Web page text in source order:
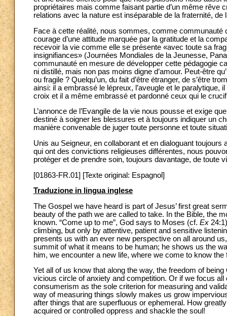
propriétaires mais comme faisant partie d’un même rêve
relations avec la nature est inséparable de la fraternité,
Face à cette réalité, nous sommes, comme
courage d’une attitude marquée par la gratitude et la
recevoir la vie comme elle se présente «avec toute sa
insignifiances» (Journées Mondiales de la Jeunesse,
communauté en mesure de développer cette pédagogie
ni distillé, mais non pas moins digne d’amour. Peut-être
ou fragile ? Quelqu’un, du fait d’être étranger, de s’être
ainsi: il a embrassé le lépreux, l’aveugle et le
croix et il a même embrassé et pardonné ceux qui le
L’annonce de l’Evangile de la vie nous pousse et exige
destiné à soigner les blessures et à toujours indiquer un
manière convenable de juger toute personne et toute
Unis au Seigneur, en collaborant et en dialoguant
qui ont des convictions religieuses différentes, nous
protéger et de prendre soin, toujours davantage, de toute
[01863-FR.01] [Texte original: Espagnol]
Traduzione in lingua inglese
The Gospel we have heard is part of Jesus’ first great
beauty of the path we are called to take. In the Bible, the
known. “Come up to me”, God says to Moses (cf. Ex
climbing, but only by attentive, patient and sensitive
presents us with an ever new perspective on all around
summit of what it means to be human; he shows us the
him, we encounter a new life, where we come to know
Yet all of us know that along the way, the freedom of
vicious circle of anxiety and competition. Or if we focus
consumerism as the sole criterion for measuring and
way of measuring things slowly makes us grow
after things that are superfluous or ephemeral. How
acquired or controlled oppress and shackle the soul!